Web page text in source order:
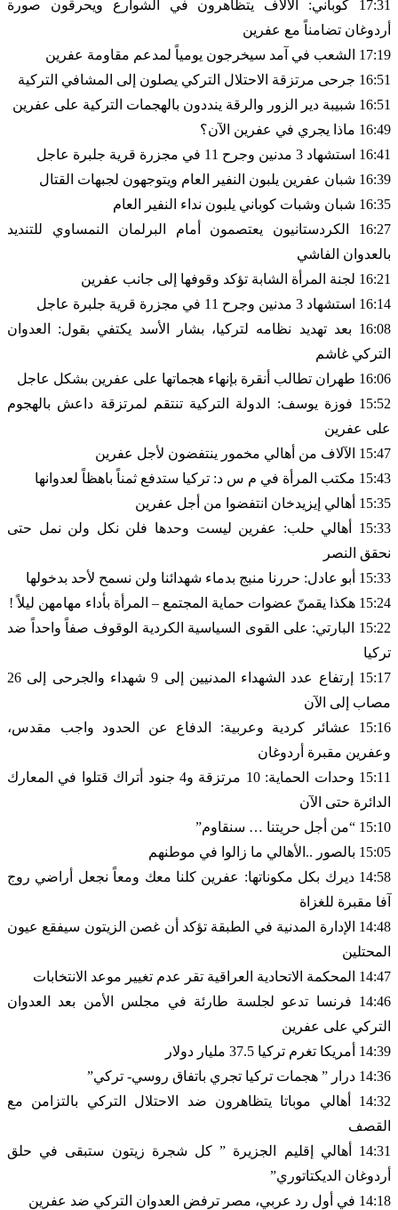
17:31 كوباني: الآلاف يتظاهرون في الشوارع ويحرقون صورة
أردوغان تضامناً مع عفرين
17:19 الشعب في آمد سيخرجون يومياً لمدعم مقاومة عفرين
16:51 جرحى مرتزقة الاحتلال التركي يصلون إلى المشافي التركية
16:51 شبيبة دير الزور والرقة ينددون بالهجمات التركية على عفرين
16:49 ماذا يجري في عفرين الآن؟
16:41 استشهاد 3 مدنين وجرح 11 في مجزرة قرية جلبرة عاجل
16:39 شبان عفرين يلبون النفير العام ويتوجهون لجبهات القتال
16:35 شبان وشبات كوباني يلبون نداء النفير العام
16:27 الكردستانيون يعتصمون أمام البرلمان النمساوي للتنديد
بالعدوان الفاشي
16:21 لجنة المرأة الشابة تؤكد وقوفها إلى جانب عفرين
16:14 استشهاد 3 مدنين وجرح 11 في مجزرة قرية جلبرة عاجل
16:08 بعد تهديد نظامه لتركيا، بشار الأسد يكتفي بقول: العدوان
التركي غاشم
16:06 طهران تطالب أنقرة بإنهاء هجماتها على عفرين بشكل عاجل
15:52 فوزة يوسف: الدولة التركية تنتقم لمرتزقة داعش بالهجوم
على عفرين
15:47 الآلاف من أهالي مخمور ينتفضون لأجل عفرين
15:43 مكتب المرأة في م س د: تركيا ستدفع ثمناً باهظاً لعدوانها
15:35 أهالي إيزيدخان انتفضوا من أجل عفرين
15:33 أهالي حلب: عفرين ليست وحدها فلن نكل ولن نمل حتى
نحقق النصر
15:33 أبو عادل: حررنا منبج بدماء شهدائنا ولن نسمح لأحد بدخولها
15:24 هكذا يقمنّ عضوات حماية المجتمع – المرأة بأداء مهامهن ليلاً !
15:22 البارتي: على القوى السياسية الكردية الوقوف صفاً واحداً ضد
تركيا
15:17 إرتفاع عدد الشهداء المدنيين إلى 9 شهداء والجرحى إلى 26
مصاب إلى الآن
15:16 عشائر كردية وعربية: الدفاع عن الحدود واجب مقدس،
وعفرين مقبرة أردوغان
15:11 وحدات الحماية: 10 مرتزقة و4 جنود أتراك قتلوا في المعارك
الدائرة حتى الآن
15:10 “من أجل حريتنا … سنقاوم”
15:05 بالصور ..الأهالي ما زالوا في موطنهم
14:58 ديرك بكل مكوناتها: عفرين كلنا معك ومعاً نجعل أراضي روج
آفا مقبرة للغزاة
14:48 الإدارة المدنية في الطبقة تؤكد أن غصن الزيتون سيفقع عيون
المحتلين
14:47 المحكمة الاتحادية العراقية تقر عدم تغيير موعد الانتخابات
14:46 فرنسا تدعو لجلسة طارئة في مجلس الأمن بعد العدوان
التركي على عفرين
14:39 أمريكا تغرم تركيا 37.5 مليار دولار
14:36 درار ” هجمات تركيا تجري باتفاق روسي- تركي”
14:32 أهالي موباتا يتظاهرون ضد الاحتلال التركي بالتزامن مع
القصف
14:31 أهالي إقليم الجزيرة ” كل شجرة زيتون ستبقى في حلق
أردوغان الديكتاتوري”
14:18 في أول رد عربي، مصر ترفض العدوان التركي ضد عفرين